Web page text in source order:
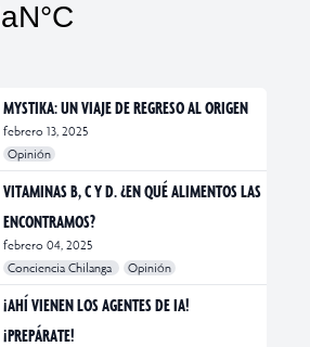
MYSTIKA: UN VIAJE DE REGRESO AL ORIGEN
febrero 13, 2025
Opinión
#exposiciones
#fotografía
VITAMINAS B, C Y D. ¿EN QUÉ ALIMENTOS LAS
ENCONTRAMOS?
febrero 04, 2025
Conciencia Chilanga
Opinión
#bienestar
#Opinión
#Principal
¡AHÍ VIENEN LOS AGENTES DE IA!
¡PREPÁRATE!